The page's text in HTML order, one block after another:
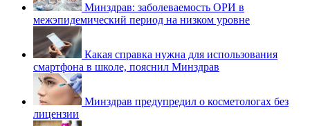
Минздрав: заболеваемость ОРИ в
межэпидемический период на низком уровне
Какая справка нужна для использования
смартфона в школе, пояснил Минздрав
Минздрав предупредил о косметологах без
лицензии